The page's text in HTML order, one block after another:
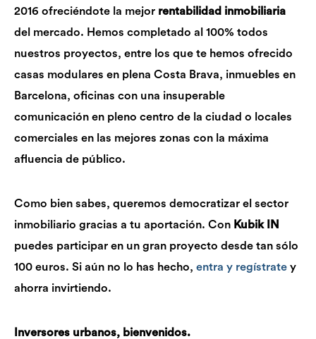
2016 ofreciéndote la mejor rentabilidad inmobiliaria
del mercado. Hemos completado al 100% todos
nuestros proyectos, entre los que te hemos ofrecido
casas modulares en plena Costa Brava, inmuebles en
Barcelona, oficinas con una insuperable
comunicación en pleno centro de la ciudad o locales
comerciales en las mejores zonas con la máxima
afluencia de público.
Como bien sabes, queremos democratizar el sector
inmobiliario gracias a tu aportación. Con Kubik IN
puedes participar en un gran proyecto desde tan sólo
100 euros. Si aún no lo has hecho, entra y regístrate y
ahorra invirtiendo.
Inversores urbanos, bienvenidos.